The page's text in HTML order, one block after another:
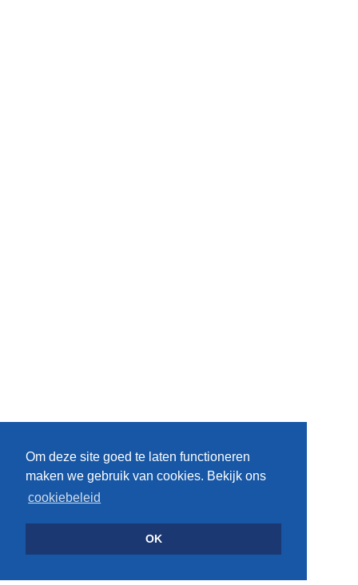
Om deze site goed te laten functioneren
maken we gebruik van cookies. Bekijk ons
cookiebeleid
OK